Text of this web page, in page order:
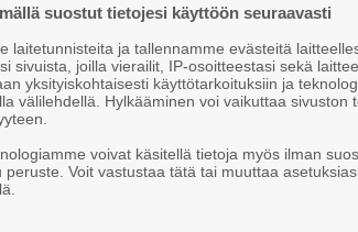
kahvitauolla puhutaan! Nappaa ajankohtaiset
tästä.
suostut tietojesi käyttöön seuraavasti
laitetunnisteita ja tallennamme evästeitä
sivuista, joilla vierailit, IP-osoitteestasi sekä
yksityiskohtaisesti käyttötarkoituksiin ja
välilehdellä. Hylkääminen voi vaikuttaa sivuston
voivat käsitellä tietoja myös ilman
peruste. Voit vastustaa tätä tai muuttaa